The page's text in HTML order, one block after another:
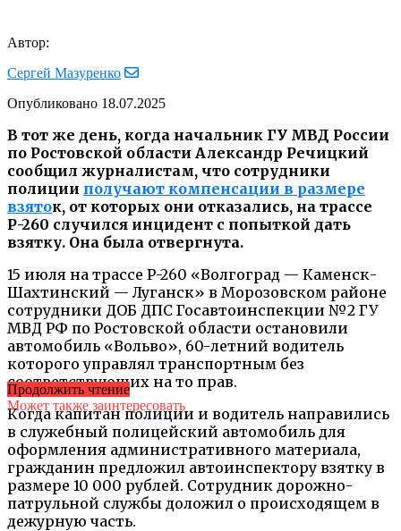
Автор:
Сергей Мазуренко
Опубликовано 18.07.2025
В тот же день, когда начальник ГУ МВД России
по Ростовской области Александр Речицкий
сообщил журналистам, что сотрудники
полиции получают компенсации в размере
взяток, от которых они отказались, на трассе
Р-260 случился инцидент с попыткой дать
взятку. Она была отвергнута.
15 июля на трассе Р-260 «Волгоград — Каменск-
Шахтинский — Луганск» в Морозовском районе
сотрудники ДОБ ДПС Госавтоинспекции №2 ГУ
МВД РФ по Ростовской области остановили
автомобиль «Вольво», 60-летний водитель
которого управлял транспортным без
соответствующих на то прав.
Когда капитан полиции и водитель направились
в служебный полицейский автомобиль для
оформления административного материала,
гражданин предложил автоинспектору взятку в
размере 10 000 рублей. Сотрудник дорожно-
патрульной службы доложил о происходящем в
дежурную часть.
Продолжить чтение
Может также заинтересовать